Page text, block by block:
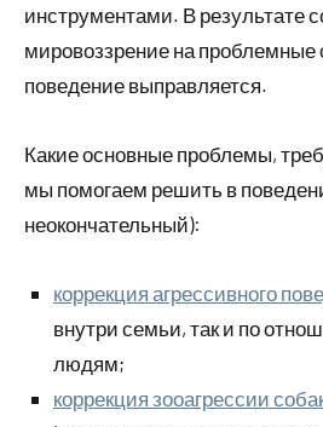
инструментами. В результате
мировоззрение на проблемные
поведение выправляется.
Какие основные проблемы,
мы помогаем решить в
неокончательный):
коррекция агрессивного
внутри семьи, так и по
людям;
коррекция зооагрессии